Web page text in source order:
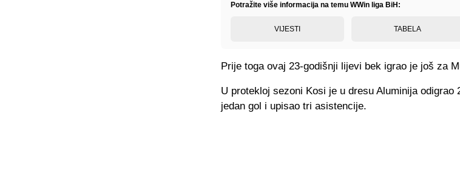
Potražite više informacija na temu WWin liga BiH:
VIJESTI TABELA
Prije toga ovaj 23-godišnji lijevi bek igrao je još za
U protekloj sezoni Kosi je u dresu Aluminija odigrao
jedan gol i upisao tri asistencije.